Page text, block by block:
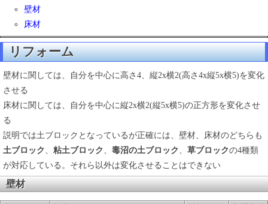
壁材
床材
リフォーム
壁材に関しては、自分を中心に高さ4、縦2x横2(高さ4x縦5x横5)を変化
させる
床材に関しては、自分を中心に縦2x横2(縦5x横5)の正方形を変化させ
る
説明では土ブロックとなっているが正確には、壁材、床材のどちらも
土ブロック 、 粘土ブロック 、 毒沼の土ブロック 、 草ブロックの4種類
が対応している。それら以外は変化させることはできない
壁材